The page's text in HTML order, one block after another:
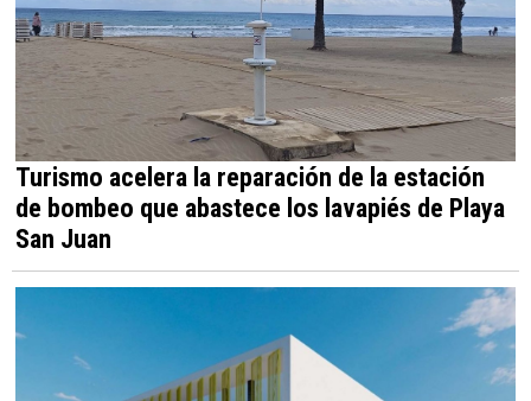
Turismo acelera la reparación de la estación
de bombeo que abastece los lavapiés de Playa
San Juan